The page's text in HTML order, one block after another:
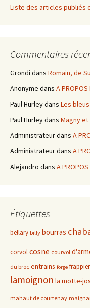
Liste des articles publiés
Commentaires
Grondi dans Romain, de
Anonyme dans A
Paul Hurleydans Les
Paul Hurleydans Magny et
Administrateurdans A
Administrateurdans A
Alejandro dans A
Étiquettes
bellary billy bourras
corvolcosne courvol
du broc entrains forge frappier
lamoignon la motte-
mahaut de courtenay